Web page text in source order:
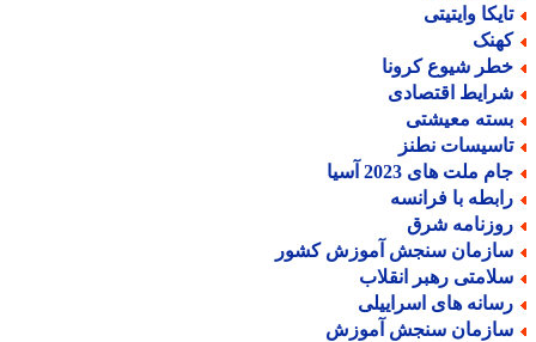
وایتیتی
شیوع کرونا
اقتصادی
معیشتی
نطنز
ملت های 2023 آسیا
با فرانسه
شرق
سنجش آموزش کشور
رهبر انقلاب
های اسراییلی
سنجش آموزش